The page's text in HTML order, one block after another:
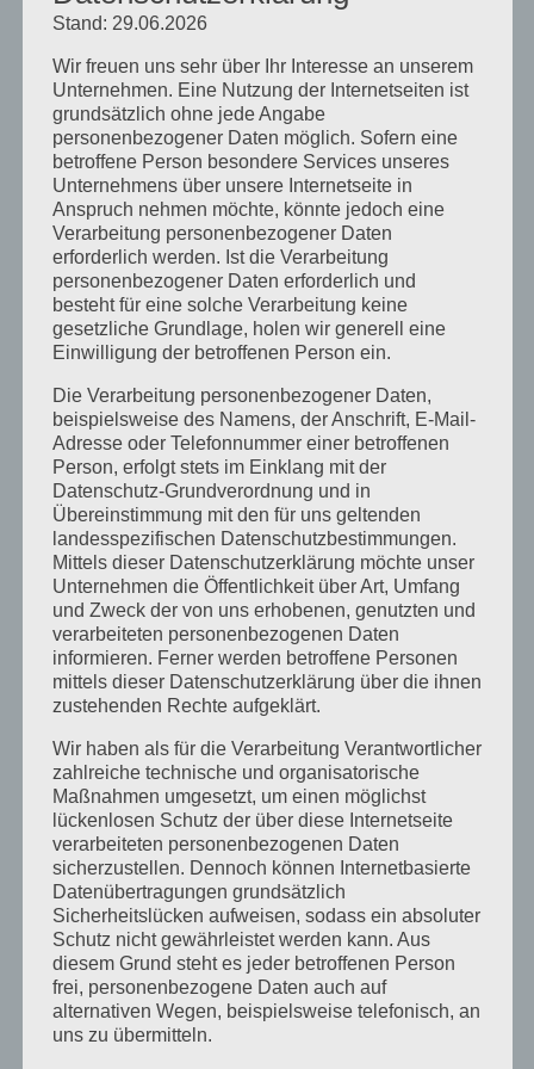
Heilpraktikergesetz
Heilpratkiker für Psychotherapie
Infos
Messe
Presse
Prüfung
Termine
Veranstaltungen
Vortagsreihe
Vorträge
Archiv
Juni 2026
März 2026
Januar 2026
Dezember 2025
April 2025
Februar 2025
Januar 2025
Dezember 2024
September 2024
August 2024
April 2024
März 2024
Stand: 29.06.2026
Wir freuen uns sehr über Ihr Interesse an unserem
Unternehmen. Eine Nutzung der Internetseiten ist
grundsätzlich ohne jede Angabe
personenbezogener Daten möglich. Sofern eine
betroffene Person besondere Services unseres
Unternehmens über unsere Internetseite in
Anspruch nehmen möchte, könnte jedoch eine
Verarbeitung personenbezogener Daten
erforderlich werden. Ist die Verarbeitung
personenbezogener Daten erforderlich und
besteht für eine solche Verarbeitung keine
gesetzliche Grundlage, holen wir generell eine
Einwilligung der betroffenen Person ein.
Die Verarbeitung personenbezogener Daten,
beispielsweise des Namens, der Anschrift, E-Mail-
Adresse oder Telefonnummer einer betroffenen
Person, erfolgt stets im Einklang mit der
Datenschutz-Grundverordnung und in
Übereinstimmung mit den für uns geltenden
landesspezifischen Datenschutzbestimmungen.
Mittels dieser Datenschutzerklärung möchte unser
Unternehmen die Öffentlichkeit über Art, Umfang
und Zweck der von uns erhobenen, genutzten und
verarbeiteten personenbezogenen Daten
informieren. Ferner werden betroffene Personen
mittels dieser Datenschutzerklärung über die ihnen
zustehenden Rechte aufgeklärt.
Wir haben als für die Verarbeitung Verantwortlicher
zahlreiche technische und organisatorische
Maßnahmen umgesetzt, um einen möglichst
lückenlosen Schutz der über diese Internetseite
verarbeiteten personenbezogenen Daten
sicherzustellen. Dennoch können Internetbasierte
Datenübertragungen grundsätzlich
Sicherheitslücken aufweisen, sodass ein absoluter
Schutz nicht gewährleistet werden kann. Aus
diesem Grund steht es jeder betroffenen Person
frei, personenbezogene Daten auch auf
alternativen Wegen, beispielsweise telefonisch, an
uns zu übermitteln.